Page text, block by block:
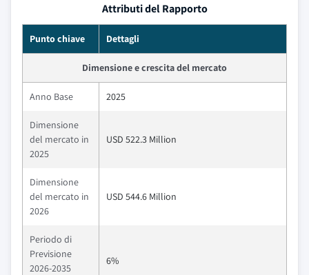
Attributi del Rapporto
Punto chiave Dettagli
Dimensione e crescita del mercato
Anno Base 2025
Dimensione
del mercato in
2025
USD 522.3 Million
Dimensione
del mercato in
2026
USD 544.6 Million
Periodo di
Previsione
2026-2035
6%